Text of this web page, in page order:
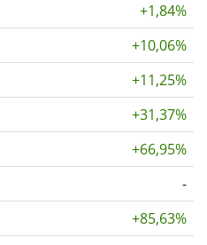
+1,84%
+10,06%
+11,25%
+31,37%
+66,95%
-
+85,63%